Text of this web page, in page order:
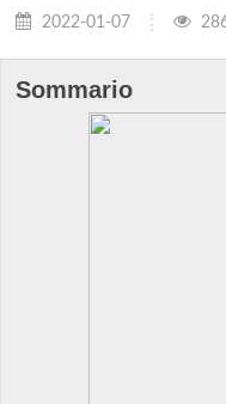
2022-01-07
Sommario